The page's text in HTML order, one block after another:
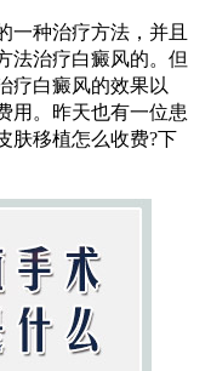
种治疗方法，并且
法治疗白癜风的。但
疗白癜风的效果以
用。昨天也有一位患
肤移植怎么收费?下